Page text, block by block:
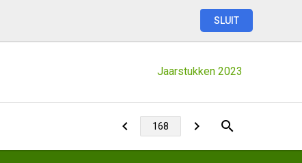
SLUIT
Jaarstukken 2023